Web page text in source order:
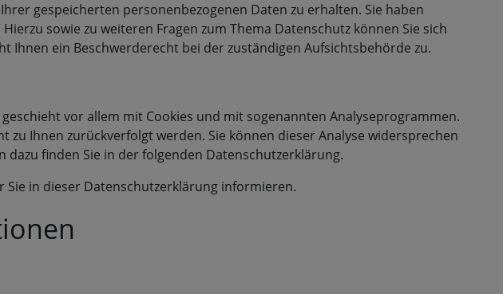
gespeicherten personenbezogenen Daten zu erhalten. Sie haben
sowie zu weiteren Fragen zum Thema Datenschutz können Sie sich
Ihnen ein Beschwerderecht bei der zuständigen Aufsichtsbehörde zu.
vor allem mit Cookies und mit sogenannten Analyseprogrammen.
Ihnen zurückverfolgt werden. Sie können dieser Analyse widersprechen
finden Sie in der folgenden Datenschutzerklärung.
in dieser Datenschutzerklärung informieren.